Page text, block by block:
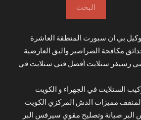
البحث
مكافحة الصراصير والبق العارضية
رسيفر ستلايت أفضل فني ستلايت في
الستلايت في الجهراء و الكويت
مميزات الدش المركزي الكويت
صيانة وتصليح مقوي سيرفس البر